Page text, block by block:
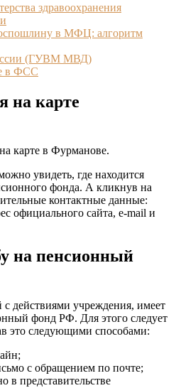
здравоохранения
в МФЦ: алгоритм
(ГУВМ МВД)
в ФСС
на карте
карте в Фурманове.
увидеть, где находится
фонда. А кликнув на
контактные данные:
официального сайта, e-mail и
на пенсионный
действиями учреждения, имеет
фонд РФ. Для этого следует
это следующими способами:
с обращением по почте;
в представительстве